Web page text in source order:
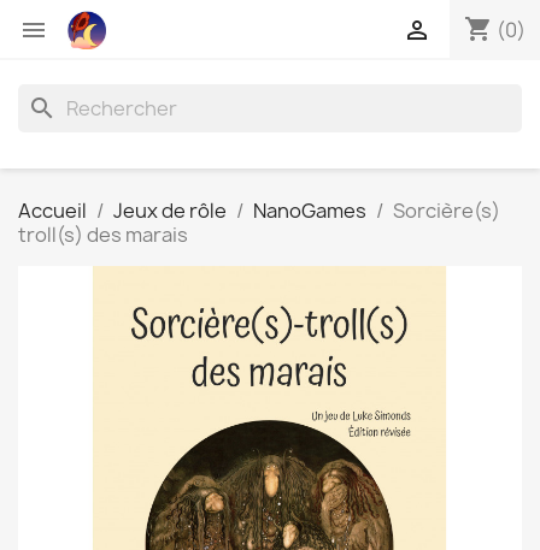
 shopping_cart (0)

search
Accueil Jeux de rôle NanoGames
Sorcière(s)
troll(s) des marais